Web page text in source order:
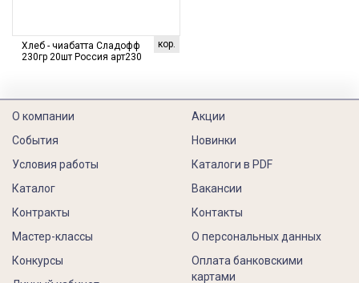
кор.
Хлеб - чиабатта Сладофф
230гр 20шт Россия арт230
О компании
События
Условия работы
Каталог
Контракты
Акции
Новинки
Каталоги в PDF
Вакансии
Контакты
Мастер-классы
Конкурсы
О персональных данных
Оплата банковскими
картами